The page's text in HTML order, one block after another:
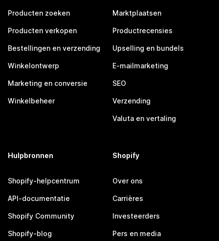
Producten zoeken
Producten verkopen
Bestellingen en verzending
Winkelontwerp
Marketing en conversie
Winkelbeheer
Marktplaatsen
Productrecensies
Upselling en bundels
E-mailmarketing
SEO
Verzending
Valuta en vertaling
Hulpbronnen
Shopify-helpcentrum
API-documentatie
Shopify Community
Shopify-blog
Shopify
Over ons
Carrières
Investeerders
Pers en media